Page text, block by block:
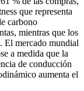
que representa
carbono
mientras que los
El mercado mundial
a medida que la
de conducción
aumenta el